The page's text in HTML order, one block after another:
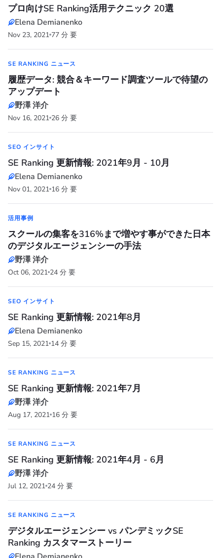
プロ向けSE Ranking活用テクニック 20選
Elena Demianenko
Nov 23, 2021 77 分 要
SE RANKING ニュース
履歴データ: 競合＆キーワード調査ツールで待望の
アップデート
野澤 洋介
Nov 16, 2021 26 分 要
SEO インサイト
SE Ranking 更新情報: 2021年9月 - 10月
Elena Demianenko
Nov 01, 2021 16 分 要
活用事例
スクールの集客を316%まで増やす事ができた日本
のデジタルエージェンシーの手法
野澤 洋介
Oct 06, 2021 24 分 要
SEO インサイト
SE Ranking 更新情報: 2021年8月
Elena Demianenko
Sep 15, 2021 14 分 要
SE RANKING ニュース
SE Ranking 更新情報: 2021年7月
野澤 洋介
Aug 17, 2021 16 分 要
SE RANKING ニュース
SE Ranking 更新情報: 2021年4月 - 6月
野澤 洋介
Jul 12, 2021 24 分 要
SE RANKING ニュース
デジタルエージェンシー vs パンデミックSE
Ranking カスタマーストーリー